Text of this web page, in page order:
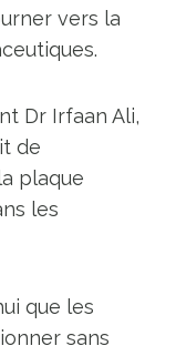
vers la
Dr Irfaan Ali,
de
plaque
les
que les
sans